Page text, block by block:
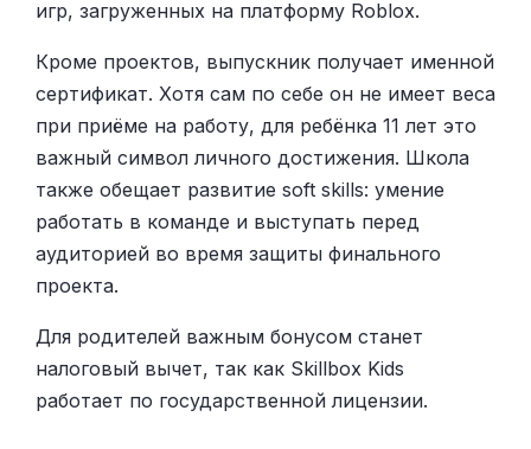
игр, загруженных на платформу Roblox.
Кроме проектов, выпускник получает именной
сертификат. Хотя сам по себе он не имеет веса
при приёме на работу, для ребёнка 11 лет это
важный символ личного достижения. Школа
также обещает развитие soft skills: умение
работать в команде и выступать перед
аудиторией во время защиты финального
проекта.
Для родителей важным бонусом станет
налоговый вычет, так как Skillbox Kids
работает по государственной лицензии.